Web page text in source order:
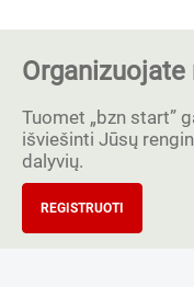
Organizuojate
Tuomet „bzn start”
išviešinti Jūsų
dalyvių.
REGISTRUOTI